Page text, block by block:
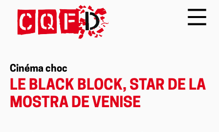
Cinéma choc
LE BLACK BLOCK, STAR DE LA
MOSTRA DE VENISE